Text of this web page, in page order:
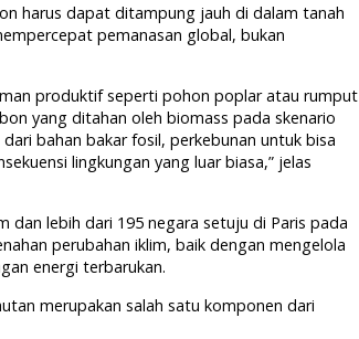
harus dapat ditampung jauh di dalam tanah
pemanasan global, bukan
produktif seperti pohon poplar atau rumput
yang ditahan oleh biomass pada skenario
bahan bakar fosil, perkebunan untuk bisa
lingkungan yang luar biasa,” jelas
dan lebih dari 195 negara setuju di Paris pada
perubahan iklim, baik dengan mengelola
energi terbarukan.
merupakan salah satu komponen dari